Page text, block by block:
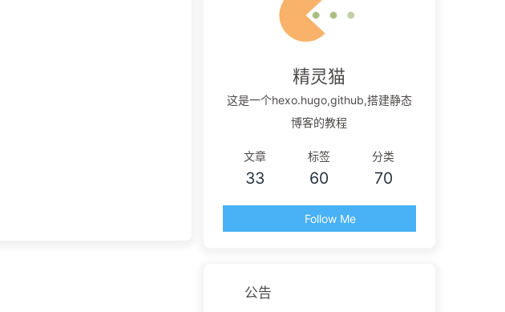
精灵猫
这是一个hexo.hugo,github,搭建静态
博客的教程
文章
33
标签
60
分类
70
Follow Me
公告